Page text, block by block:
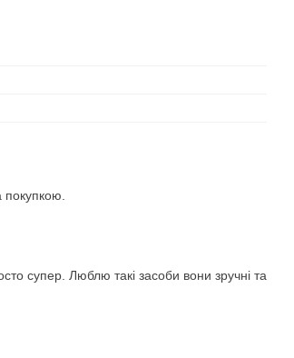
покупкою.
супер. Люблю такі засоби вони зручні та